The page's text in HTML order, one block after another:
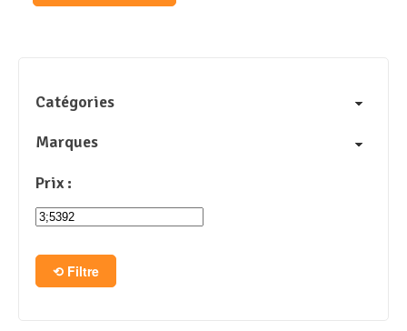
Catégories
Marques
Prix :
Filtre